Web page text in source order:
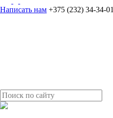
Написать нам +375 (232) 34-34-01